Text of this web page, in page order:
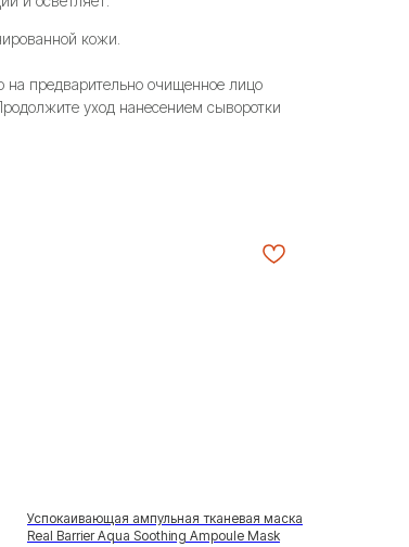
кожи.
на предварительно очищенное лицо
уход нанесением сыворотки
Успокаивающая ампульная тканевая маска
Real Barrier Aqua Soothing Ampoule Mask